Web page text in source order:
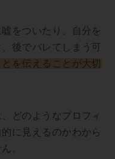
をついたり、自分を
後でバレてしまう可
を伝えることが大切
どのようなプロフィ
に見えるのかわから
。